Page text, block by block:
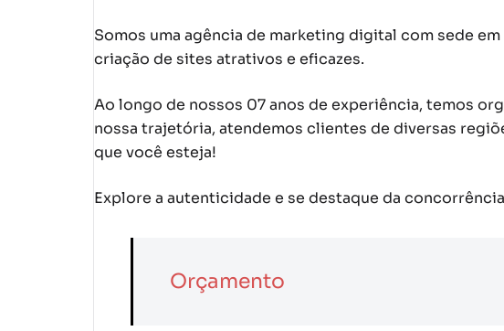
Somos uma agência de marketing digital com sede
criação de sites atrativos e eficazes.
Ao longo de nossos 07 anos de experiência, temos
nossa trajetória, atendemos clientes de diversas
que você esteja!
Explore a autenticidade e se destaque da concorrência.
Orçamento